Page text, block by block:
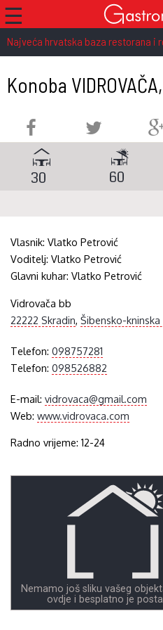
☰
Najveća hrvatska baza restorana i
Konoba
30
60
Vlasnik:Vlatko Petrović
Voditelj:Vlatko Petrović
Glavni kuhar:Vlatko Petrović
Vidrovača bb
22222 Skradin,Šibensko-kninska
Telefon:098757281
Telefon:098526882
E-mail:vidrovaca@gmail.com
Web:www.vidrovaca.com
Radno vrijeme: 12-24
Nemamo još sliku vašeg
ovdje i besplatno je